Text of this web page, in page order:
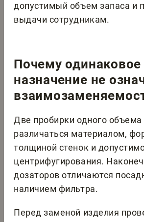
допустимый объем запаса и
выдачи сотрудникам.
Почему одинаковое
назначение не
Две пробирки одного объема
различаться материалом,
толщиной стенок и
центрифугирования.
дозаторов отличаются
наличием фильтра.
Перед заменой изделия